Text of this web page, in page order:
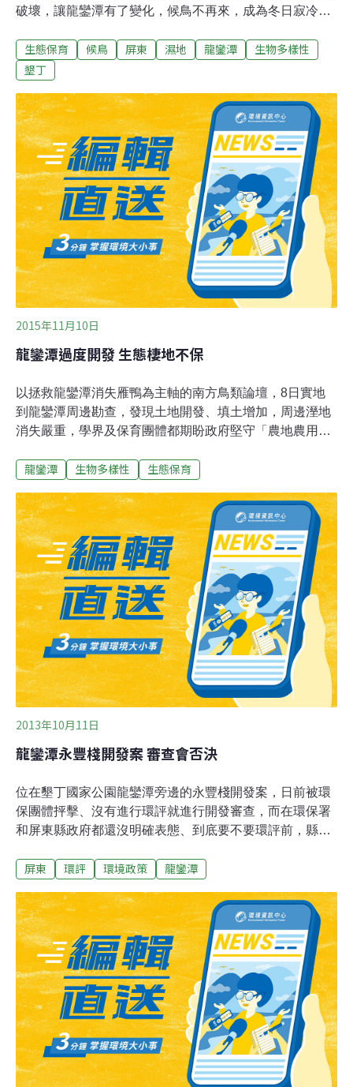
破壞，讓龍鑾潭有了變化，候鳥不再來，成為冬日寂冷的
島。龍鑾潭位在屏東恆春西南方，原本是個天然的沼澤濕
地，面積隨季節變化。後來為了水利灌溉，1948年建設堤
周遭的埤塘、農地，形成廣大的濕地區域，成為冬季候鳥
最好的棲息地。高雄鳥會在2008年做的生態資源調查，記
錄到鳥類42科126種，保育類鳥種22種，其中候鳥居多，
種類占所有鳥種的七成以上，其中鳳頭潛鴨的族群量，最
高曾有3000多隻。墾丁國家公園管理處成立後，將龍鑾潭
劃入特別景觀區，設立自然教育中心，推動生態教育。
2011年營建署公告台灣濕地區域，龍鑾潭被指定為國家級
濕地，成為遊客拜訪與學習的生態濕地。但是近幾年，龍
鑾潭的候鳥數量不斷減少，人
生態保育 候鳥 屏東 濕地 龍鑾潭
生物多樣性
墾丁
2015年11月10日
龍鑾潭過度開發 生態棲地不保
以拯救龍鑾潭消失雁鴨為主軸的南方鳥類論壇，8日實地
到龍鑾潭周邊勘查，發現土地開發、填土增加，周邊溼地
消失嚴重，學界及保育團體都期盼政府堅守「農地農用」
鑾潭澤鳧（鳳頭潛鴨）數量銳減提出警訊，資深鳥類調查
學者，8日從鳥瞰觀察龍鑾潭周邊，並深入潭邊農地、廢
棄魚塭勘查，當場看到傾倒廢土、過度填土等現象。長期
在恆春半島記錄鳥類的蔡乙榮、劉川等人表示，鳥類、雁
鴨生性敏感，棲地周邊開發、擾動頻繁就會離開，墾丁遊
客同樣如此，當美麗的生態環境每次到訪都減少，遊客就
會慢慢離開，「就看政府眼光是看短短十年，或是永續的
50年以上。」
龍鑾潭 生物多樣性 生態保育
2013年10月11日
龍鑾潭永豐棧開發案 審查會否決
位在墾丁國家公園龍鑾潭旁邊的永豐棧開發案，日前被環
保團體抨擊、沒有進行環評就進行開發審查，而在環保署
和屏東縣政府都還沒明確表態、到底要不要環評前，縣政
不過業者認為全案都按法令程序申請，規劃上也未違法，
片8公頃土地，就是飯店業者打算開發為永豐棧渡假村的
基地，因為就位在濕地500公尺內的敏感帶，環保團體數
度要求應該進行環評，8日屏東縣政府的審查會，也直接
決議，不同意開發。但業者認為，該案在民國98年提出，
依法不需環評，規劃過程上他也配合政府做修正，不理解
為何被拒絕，強調會持續爭取。
屏東 環評 環境政策 龍鑾潭